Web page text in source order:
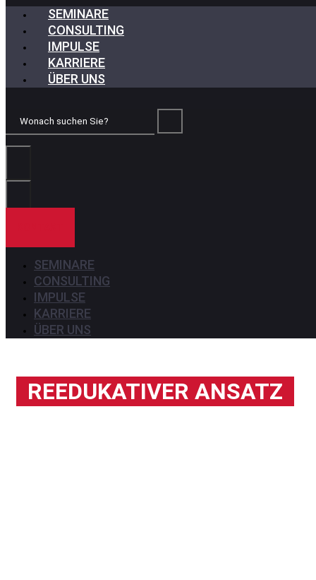
SEMINARE
CONSULTING
IMPULSE
KARRIERE
ÜBER UNS
Wonach
Sie?
SEMINARE
CONSULTING
IMPULSE
KARRIERE
ÜBER UNS
REEDUKATIVER ANSATZ